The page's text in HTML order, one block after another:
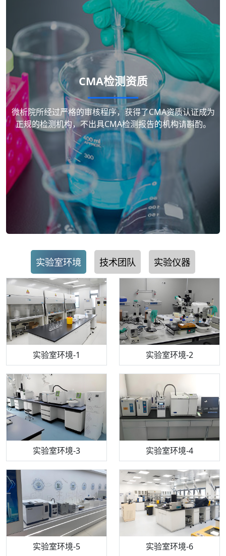
CMA检测资质
微析院所经过严格的审核程序，获得了CMA资质认证成为
正规的检测机构，不出具CMA检测报告的机构请斟酌。
实验室环境 技术团队 实验仪器
实验室环境-1 实验室环境-2
实验室环境-3 实验室环境-4
实验室环境-5 实验室环境-6
机构质检技术员-1 机构质检技术员-2
机构质检技术员-3 机构质检技术员-4
机构质检技术员-5 机构质检技术员-6
步入式恒温恒湿试验箱 电感耦合等离子体光谱仪
高效液相色谱仪 流式细胞仪
气相色谱仪 万能力学试验仪